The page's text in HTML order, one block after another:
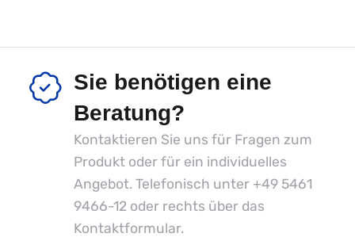
Sie benötigen eine
Beratung?
Kontaktieren Sie uns für Fragen zum
Produkt oder für ein individuelles
Angebot. Telefonisch unter +49 5461
9466-12 oder rechts über das
Kontaktformular.